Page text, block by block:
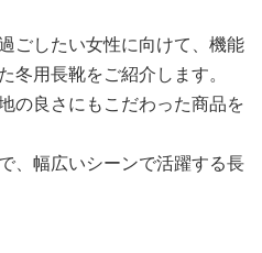
ごしたい女性に向けて、機能
冬用長靴をご紹介します。
の良さにもこだわった商品を
、幅広いシーンで活躍する長